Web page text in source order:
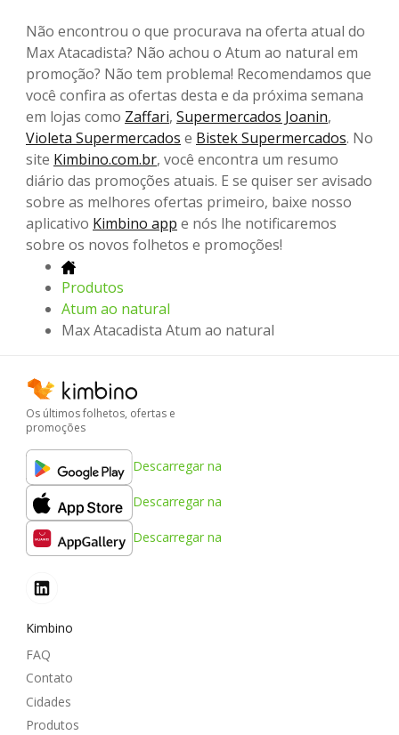
Não encontrou o que procurava na oferta atual do
Max Atacadista? Não achou o Atum ao natural em
promoção? Não tem problema! Recomendamos que
você confira as ofertas desta e da próxima semana
em lojas como Zaffari, Supermercados Joanin,
Violeta Supermercados e Bistek Supermercados. No
site Kimbino.com.br, você encontra um resumo
diário das promoções atuais. E se quiser ser avisado
sobre as melhores ofertas primeiro, baixe nosso
aplicativo Kimbino app e nós lhe notificaremos
sobre os novos folhetos e promoções!
Produtos
Atum ao natural
Max Atacadista Atum ao natural
Os últimos folhetos, ofertas e
promoções
Descarregar na
Descarregar na
Descarregar na
Kimbino
FAQ
Contato
Cidades
Produtos